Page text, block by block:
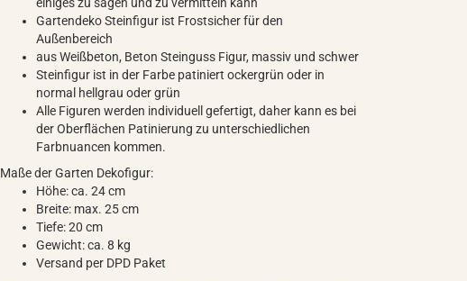
Gartendeko Steinfigur ist Frostsicher für den
Außenbereich
aus Weißbeton, Beton Steinguss Figur, massiv und schwer
Steinfigur ist in der Farbe patiniert ockergrün oder in
normal hellgrau oder grün
Alle Figuren werden individuell gefertigt, daher kann es bei
der Oberflächen Patinierung zu unterschiedlichen
Farbnuancen kommen.
Maße der Garten Dekofigur:
Höhe: ca. 24 cm
Breite: max. 25 cm
Tiefe: 20 cm
Gewicht: ca. 8 kg
Versand per DPD Paket